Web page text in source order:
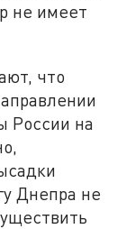
не имеет
что
России на
Днепра не